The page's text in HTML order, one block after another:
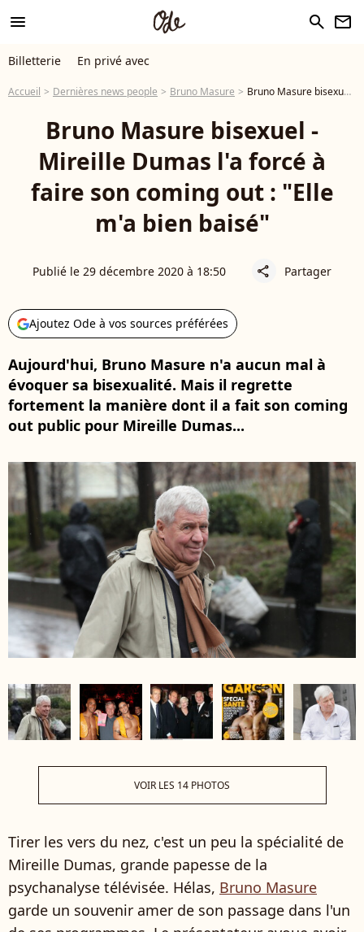
menu search newsletter
Billetterie En privé avec
Accueil Dernières news people Bruno Masure Bruno Masure bisexuel - Mireille Dumas l'a forcé à faire son coming out : "Elle m'a bien baisé"
Bruno Masure bisexuel -
Mireille Dumas l'a forcé à
faire son coming out : "Elle
m'a bien baisé"
Publié le 29 décembre 2020 à 18:50 share Partager
Ajoutez Ode à vos sources préférées
Aujourd'hui, Bruno Masure n'a aucun mal à
évoquer sa bisexualité. Mais il regrette
fortement la manière dont il a fait son coming
out public pour Mireille Dumas...
VOIR LES 14 PHOTOS
Tirer les vers du nez, c'est un peu la spécialité de
Mireille Dumas, grande papesse de la
psychanalyse télévisée. Hélas, Bruno Masure
garde un souvenir amer de son passage dans l'un